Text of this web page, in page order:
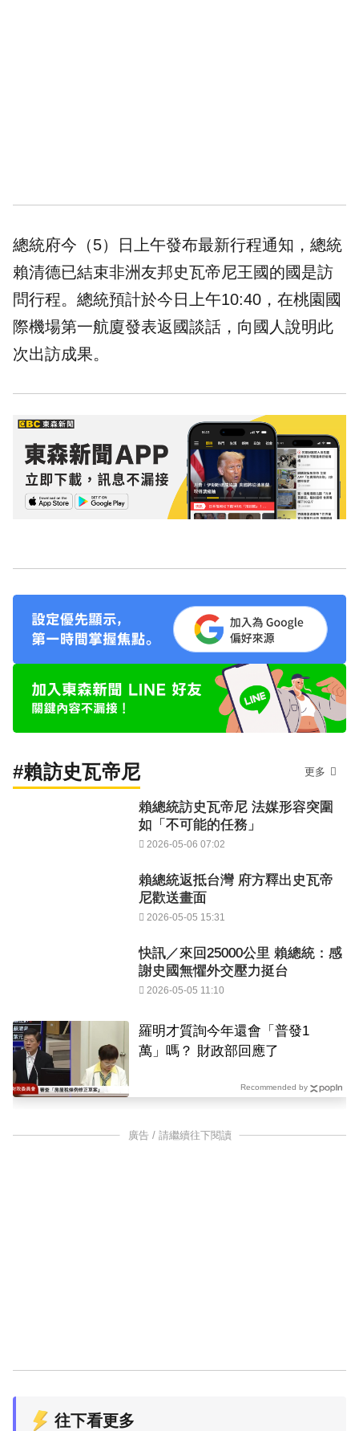
總統府今（5）日上午發布最新行程通知，總統
賴清德已結束非洲友邦史瓦帝尼王國的國是訪
問行程。總統預計於今日上午10:40，在桃園國
際機場第一航廈發表返國談話，向國人說明此
次出訪成果。
#賴訪史瓦帝尼 更多
賴總統訪史瓦帝尼 法媒形容突圍
如「不可能的任務」
2026-05-06 07:02
賴總統返抵台灣 府方釋出史瓦帝
尼歡送畫面
2026-05-05 15:31
快訊／來回25000公里 賴總統：感
謝史國無懼外交壓力挺台
2026-05-05 11:10
羅明才質詢今年還會「普發1
萬」嗎？ 財政部回應了
Recommended by
廣告 / 請繼續往下閱讀
往下看更多